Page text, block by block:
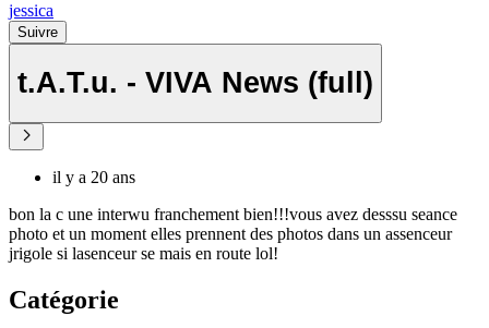
jessica
Suivre
t.A.T.u. - VIVA News (full)
il y a 20 ans
bon la c une interwu franchement bien!!!vous avez desssu seance
photo et un moment elles prennent des photos dans un assenceur
jrigole si lasenceur se mais en route lol!
Catégorie